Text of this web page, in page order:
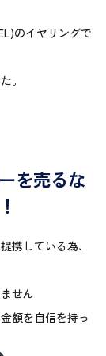
のイヤリングで
。
を売るな
携している為、
せん
額を自信を持っ